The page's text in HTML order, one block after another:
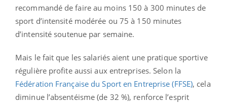
recommandé de faire au moins 150 à 300 minutes de
sport d’intensité modérée ou 75 à 150 minutes
d’intensité soutenue par semaine.
Mais le fait que les salariés aient une pratique sportive
régulière profite aussi aux entreprises. Selon la
Fédération Française du Sport en Entreprise (FFSE), cela
diminue l’absentéisme (de 32 %), renforce l’esprit